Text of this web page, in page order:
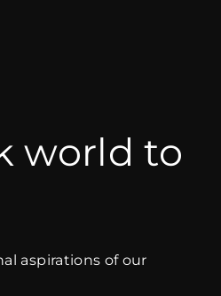
world to
aspirations of our